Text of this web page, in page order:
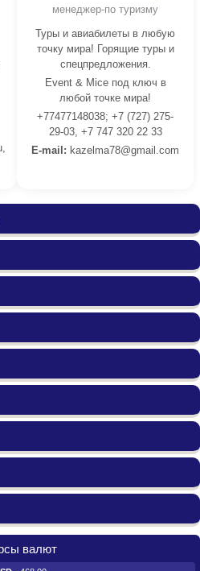
менеджер-по туризму
Туры и авиабилеты в любую
точку мира! Горящие туры и
спецпредложения.
Event & Mice под ключ в
любой точке мира!
+77477148038; +7 (727) 275-
29-03, +7 747 320 22 33
E-mail: kazelma78@gmail.com
валют